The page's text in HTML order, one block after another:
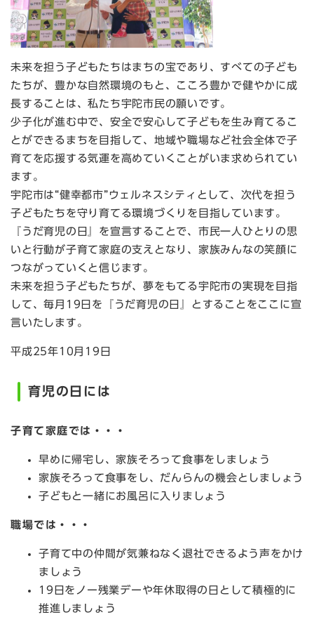
未来を担う子どもたちはまちの宝であり、すべての子ども
たちが、豊かな自然環境のもと、こころ豊かで健やかに成
長することは、私たち宇陀市民の願いです。
少子化が進む中で、安全で安心して子どもを生み育てるこ
とができるまちを目指して、地域や職場など社会全体で子
育てを応援する気運を高めていくことがいま求められてい
ます。
宇陀市は“健幸都市”ウェルネスシティとして、次代を担う
子どもたちを守り育てる環境づくりを目指しています。
『うだ育児の日』を宣言することで、市民一人ひとりの思
いと行動が子育て家庭の支えとなり、家族みんなの笑顔に
つながっていくと信じます。
未来を担う子どもたちが、夢をもてる宇陀市の実現を目指
して、毎月19日を『うだ育児の日』とすることをここに宣
言いたします。
平成25年10月19日
育児の日には
子育て家庭では・・・
早めに帰宅し、家族そろって食事をしましょう
家族そろって食事をし、だんらんの機会としましょう
子どもと一緒にお風呂に入りましょう
職場では・・・
子育て中の仲間が気兼ねなく退社できるよう声をかけ
ましょう
19日をノー残業デーや年休取得の日として積極的に
推進しましょう